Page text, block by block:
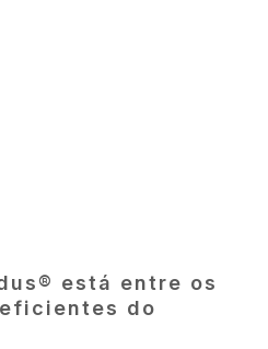
está entre os
do